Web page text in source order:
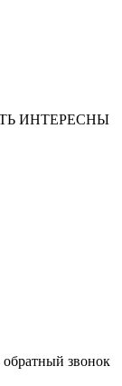
ИНТЕРЕСНЫ
обратный звонок